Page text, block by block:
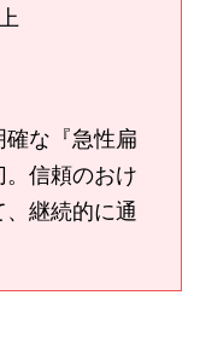
確な『急性扁
信頼のおけ
継続的に通